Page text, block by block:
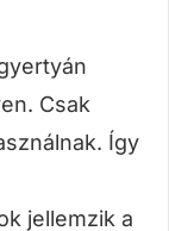
Csak
Így
jellemzik a